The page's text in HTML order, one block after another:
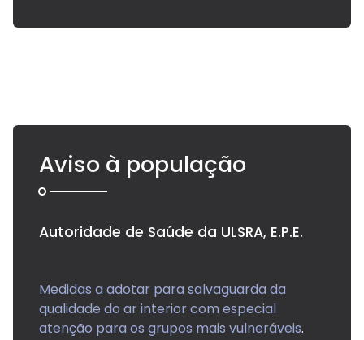
Aviso à população
Autoridade de Saúde da ULSRA, E.P.E.
Medidas a adotar para salvaguarda da
qualidade do ar interior com especial
atenção para os grupos mais vulneráveis.